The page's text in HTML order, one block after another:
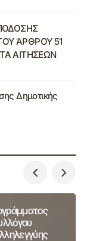
ΆΡΘΡΟΥ 51
ΑΙΤΗΣΕΩΝ
Δημοτικής